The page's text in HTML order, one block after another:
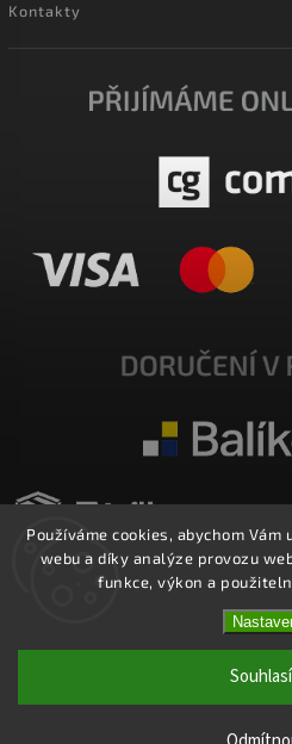
Používáme cookies, abychom
webu a díky analýze provozu
funkce, výkon a
Kontakty
E-SHOP MILATA
Upravit